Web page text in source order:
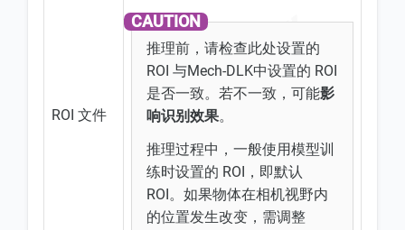
ROI 文件
推理前，请检查此处设置的
ROI 与Mech-DLK中设置的 ROI
是否一致。若不一致，可能影
响识别效果。
推理过程中，一般使用模型训
练时设置的 ROI，即默认
ROI。如果物体在相机视野内
的位置发生改变，需调整